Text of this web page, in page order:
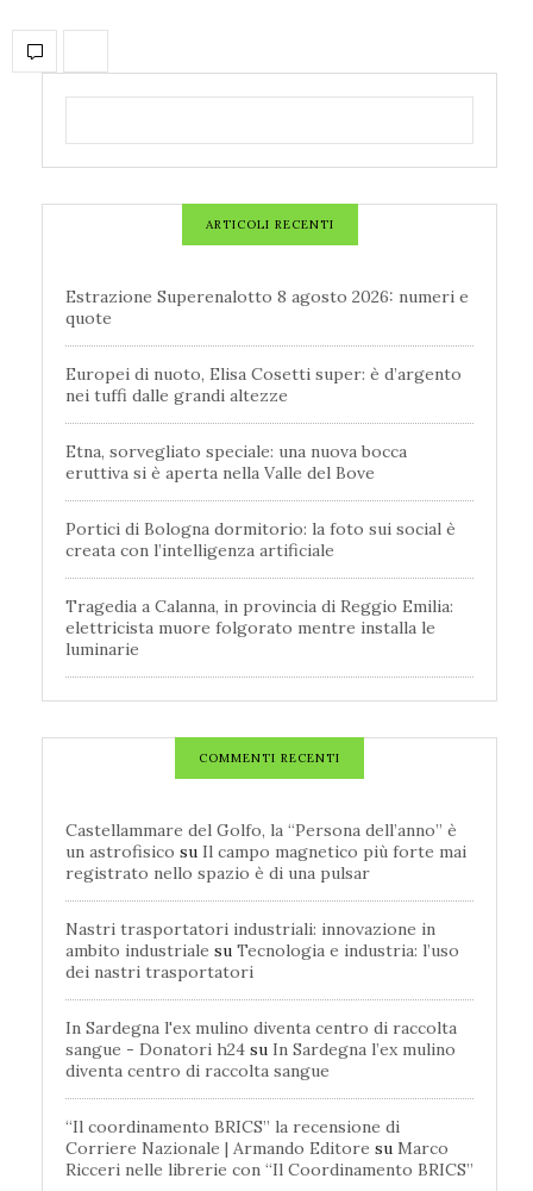
ARTICOLI RECENTI
Estrazione Superenalotto 8 agosto 2026: numeri e
quote
Europei di nuoto, Elisa Cosetti super: è d’argento
nei tuffi dalle grandi altezze
Etna, sorvegliato speciale: una nuova bocca
eruttiva si è aperta nella Valle del Bove
Portici di Bologna dormitorio: la foto sui social è
creata con l’intelligenza artificiale
Tragedia a Calanna, in provincia di Reggio Emilia:
elettricista muore folgorato mentre installa le
luminarie
COMMENTI RECENTI
Castellammare del Golfo, la “Persona dell’anno” è
un astrofisico su Il campo magnetico più forte mai
registrato nello spazio è di una pulsar
Nastri trasportatori industriali: innovazione in
ambito industriale su Tecnologia e industria: l’uso
dei nastri trasportatori
In Sardegna l'ex mulino diventa centro di raccolta
sangue - Donatori h24 su In Sardegna l’ex mulino
diventa centro di raccolta sangue
“Il coordinamento BRICS” la recensione di
Corriere Nazionale | Armando Editore su Marco
Ricceri nelle librerie con “Il Coordinamento BRICS”